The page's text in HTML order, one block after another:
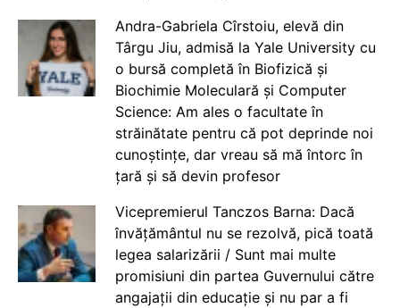
Andra-Gabriela Cîrstoiu, elevă din
Târgu Jiu, admisă la Yale University cu
o bursă completă în Biofizică și
Biochimie Moleculară și Computer
Science: Am ales o facultate în
străinătate pentru că pot deprinde noi
cunoștințe, dar vreau să mă întorc în
țară și să devin profesor
Vicepremierul Tanczos Barna: Dacă
învățământul nu se rezolvă, pică toată
legea salarizării / Sunt mai multe
promisiuni din partea Guvernului către
angajații din educație și nu par a fi